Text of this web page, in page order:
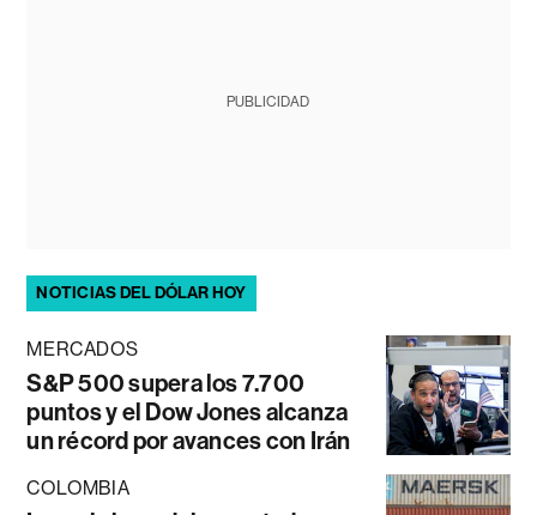
PUBLICIDAD
NOTICIAS DEL DÓLAR HOY
MERCADOS
S&P 500 supera los 7.700
puntos y el Dow Jones alcanza
un récord por avances con Irán
COLOMBIA